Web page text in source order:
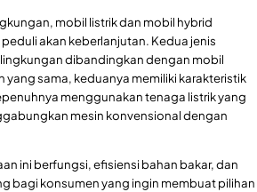
mobil listrik dan mobil hybrid
akan keberlanjutan. Kedua jenis
dibandingkan dengan mobil
sama, keduanya memiliki karakteristik
menggunakan tenaga listrik yang
mesin konvensional dengan
ini berfungsi, efisiensi bahan bakar, dan
bagi konsumen yang ingin membuat pilihan